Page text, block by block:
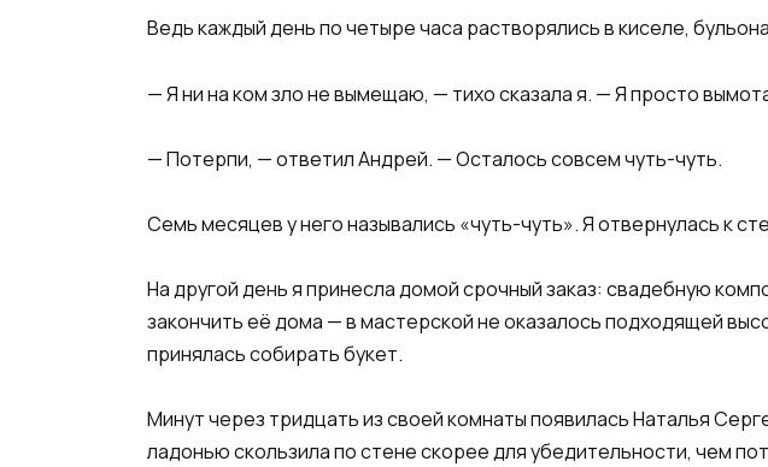
Ведь каждый день по четыре часа растворялись в киселе,
— Я ни на ком зло не вымещаю, — тихо сказала я. — Я просто
— Потерпи, — ответил Андрей. — Осталось совсем чуть-чуть.
Семь месяцев у него назывались «чуть-чуть». Я отвернулась к
На другой день я принесла домой срочный заказ: свадебную
закончить её дома — в мастерской не оказалось подходящей
принялась собирать букет.
Минут через тридцать из своей комнаты появилась Наталья
ладонью скользила по стене скорее для убедительности, чем